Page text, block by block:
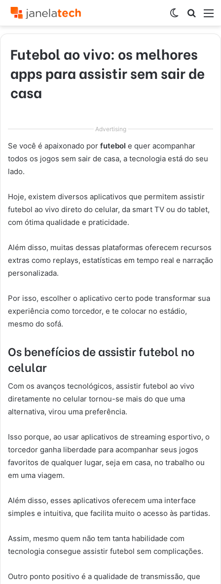
por
Switch
skin
Futebol ao vivo: os melhores
apps para assistir sem sair de
casa
Advertising
Se você é apaixonado por futebol e quer acompanhar
todos os jogos sem sair de casa, a tecnologia está do seu
lado.
Hoje, existem diversos aplicativos que permitem assistir
futebol ao vivo direto do celular, da smart TV ou do tablet,
com ótima qualidade e praticidade.
Além disso, muitas dessas plataformas oferecem recursos
extras como replays, estatísticas em tempo real e narração
personalizada.
Por isso, escolher o aplicativo certo pode transformar sua
experiência como torcedor, e te colocar no estádio,
mesmo do sofá.
Os benefícios de assistir futebol no
celular
Com os avanços tecnológicos, assistir futebol ao vivo
diretamente no celular tornou-se mais do que uma
alternativa, virou uma preferência.
Isso porque, ao usar aplicativos de streaming esportivo, o
torcedor ganha liberdade para acompanhar seus jogos
favoritos de qualquer lugar, seja em casa, no trabalho ou
em uma viagem.
Além disso, esses aplicativos oferecem uma interface
simples e intuitiva, que facilita muito o acesso às partidas.
Assim, mesmo quem não tem tanta habilidade com
tecnologia consegue assistir futebol sem complicações.
Outro ponto positivo é a qualidade de transmissão, que